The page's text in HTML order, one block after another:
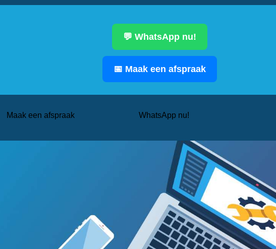
💬 WhatsApp nu!
📅 Maak een afspraak
Maak een afspraak WhatsApp nu!